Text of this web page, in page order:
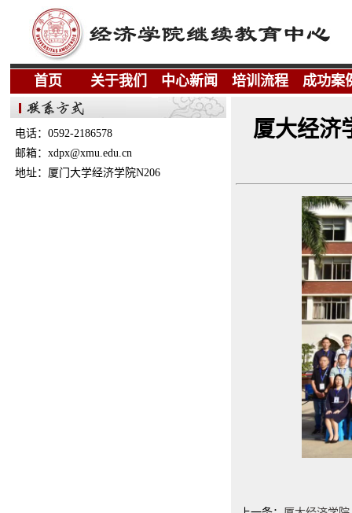
首页 关于我们 中心新闻 培训流程 成功案
电话：0592-2186578
邮箱：xdpx@xmu.edu.cn
地址：厦门大学经济学院N206
厦大经济